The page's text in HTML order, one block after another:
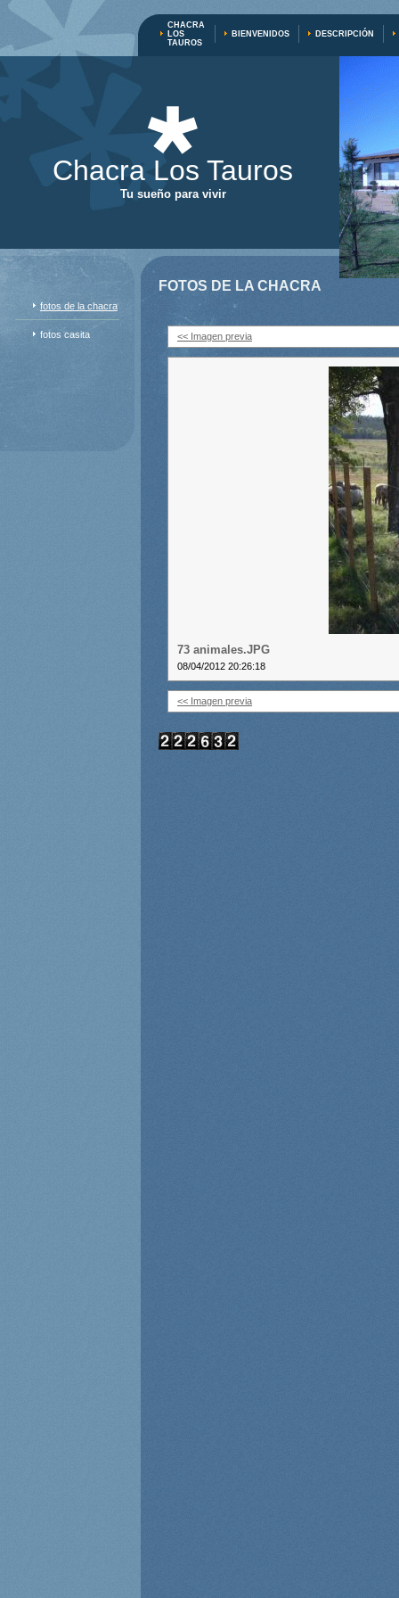
CHACRA
LOS
TAUROS
BIENVENIDOS DESCRIPCIÓN
Chacra Los Tauros
Tu sueño para vivir
fotos de la chacra
fotos casita
FOTOS DE LA CHACRA
<< Imagen previa
73 animales.JPG
08/04/2012 20:26:18
<< Imagen previa